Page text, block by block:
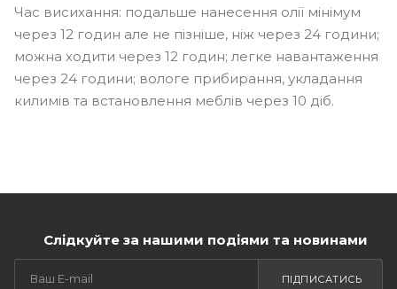
Час висихання: подальше нанесення олії мінімум
через 12 годин але не пізніше, ніж через 24 години;
можна ходити через 12 годин; легке навантаження
через 24 години; вологе прибирання, укладання
килимів та встановлення меблів через 10 діб.
Слідкуйте за нашими подіями та новинами
ПІДПИСАТИСЬ